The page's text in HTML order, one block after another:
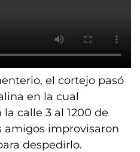
el cortejo pasó
en la cual
calle 3 al 1200 de
amigos improvisaron
despedirlo.